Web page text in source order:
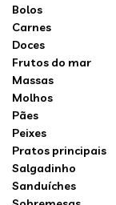
Bolos
Carnes
Doces
Frutos do mar
Massas
Molhos
Pães
Peixes
Pratos principais
Salgadinho
Sanduíches